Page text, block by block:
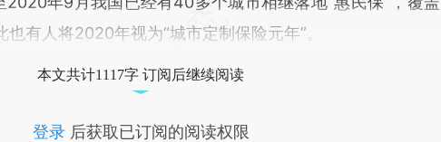
有人将2020年视为“城市定制保险元年”。
本文共计1117字 订阅后继续阅读
登录后获取已订阅的阅读权限